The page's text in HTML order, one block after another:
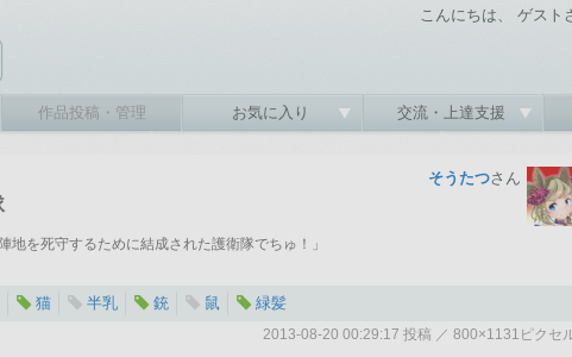
こんにちは、 ゲスト
作品投稿・管理 お気に入り 交流・上達支援
そうたつさん
地を死守するために結成された護衛隊でちゅ！」
猫 半乳 銃 鼠 緑髪
2013-08-20 00:29:17 投稿 ／ 800×1131ピクセ